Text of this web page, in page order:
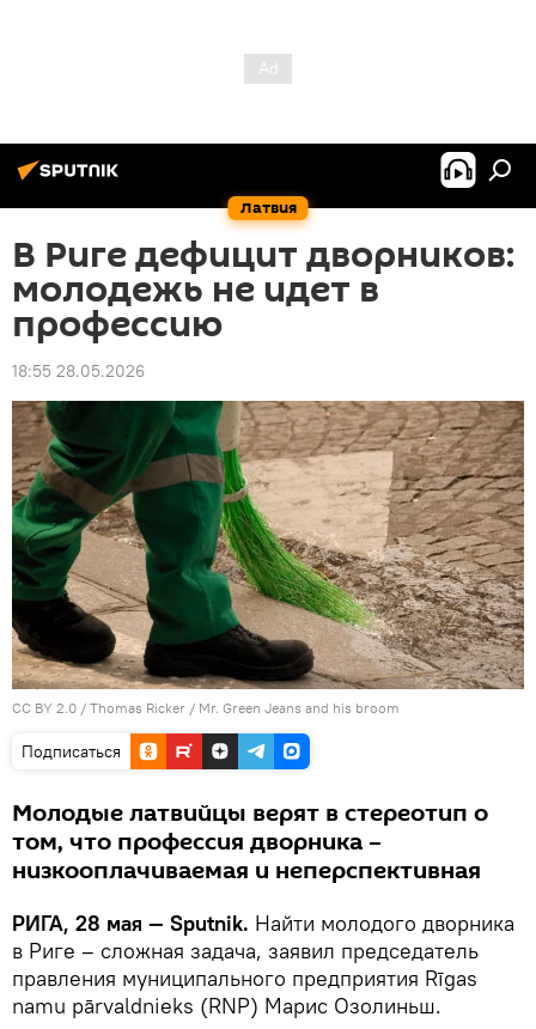
Латвия
В Риге дефицит дворников:
молодежь не идет в
профессию
18:55 28.05.2026
CC BY 2.0 / Thomas Ricker / Mr. Green Jeans and his broom
Подписаться
Молодые латвийцы верят в стереотип о
том, что профессия дворника –
низкооплачиваемая и неперспективная
РИГА, 28 мая — Sputnik. Найти молодого дворника
в Риге – сложная задача, заявил председатель
правления муниципального предприятия Rīgas
namu pārvaldnieks (RNP) Марис Озолиньш.